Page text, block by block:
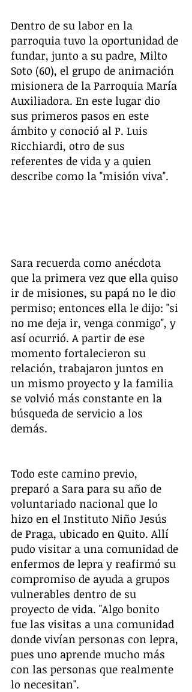
Dentro de su labor en la
parroquia tuvo la oportunidad de
fundar, junto a su padre, Milto
Soto (60), el grupo de animación
misionera de la Parroquia María
Auxiliadora. En este lugar dio
sus primeros pasos en este
ámbito y conoció al P. Luis
Ricchiardi, otro de sus
referentes de vida y a quien
describe como la "misión viva".
Sara recuerda como anécdota
que la primera vez que ella quiso
ir de misiones, su papá no le dio
permiso; entonces ella le dijo: "si
no me deja ir, venga conmigo", y
así ocurrió. A partir de ese
momento fortalecieron su
relación, trabajaron juntos en
un mismo proyecto y la familia
se volvió más constante en la
búsqueda de servicio a los
demás.
Todo este camino previo,
preparó a Sara para su año de
voluntariado nacional que lo
hizo en el Instituto Niño Jesús
de Praga, ubicado en Quito. Allí
pudo visitar a una comunidad de
enfermos de lepra y reafirmó su
compromiso de ayuda a grupos
vulnerables dentro de su
proyecto de vida. "Algo bonito
fue las visitas a una comunidad
donde vivían personas con lepra,
pues uno aprende mucho más
con las personas que realmente
lo necesitan".